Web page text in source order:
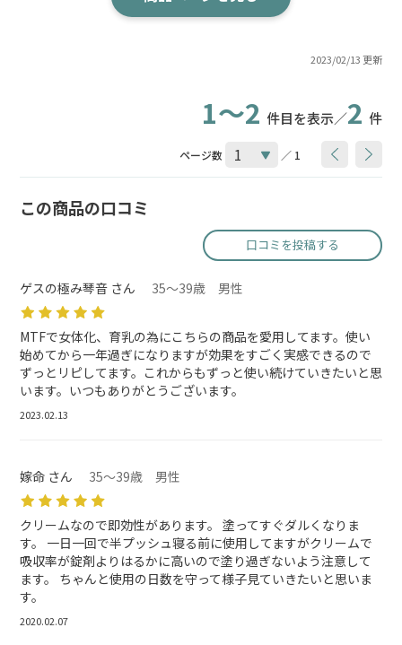
2023/02/13 更新
1～2 件目を表示／2 件
ページ数 ／ 1
この商品の口コミ
口コミを投稿する
ゲスの極み琴音 さん 35～39歳 男性
MTFで女体化、育乳の為にこちらの商品を愛用してます。使い
始めてから一年過ぎになりますが効果をすごく実感できるので
ずっとリピしてます。これからもずっと使い続けていきたいと思
います。いつもありがとうございます。
2023.02.13
嫁命 さん 35～39歳 男性
クリームなので即効性があります。 塗ってすぐダルくなりま
す。 一日一回で半プッシュ寝る前に使用してますがクリームで
吸収率が錠剤よりはるかに高いので塗り過ぎないよう注意して
ます。 ちゃんと使用の日数を守って様子見ていきたいと思いま
す。
2020.02.07